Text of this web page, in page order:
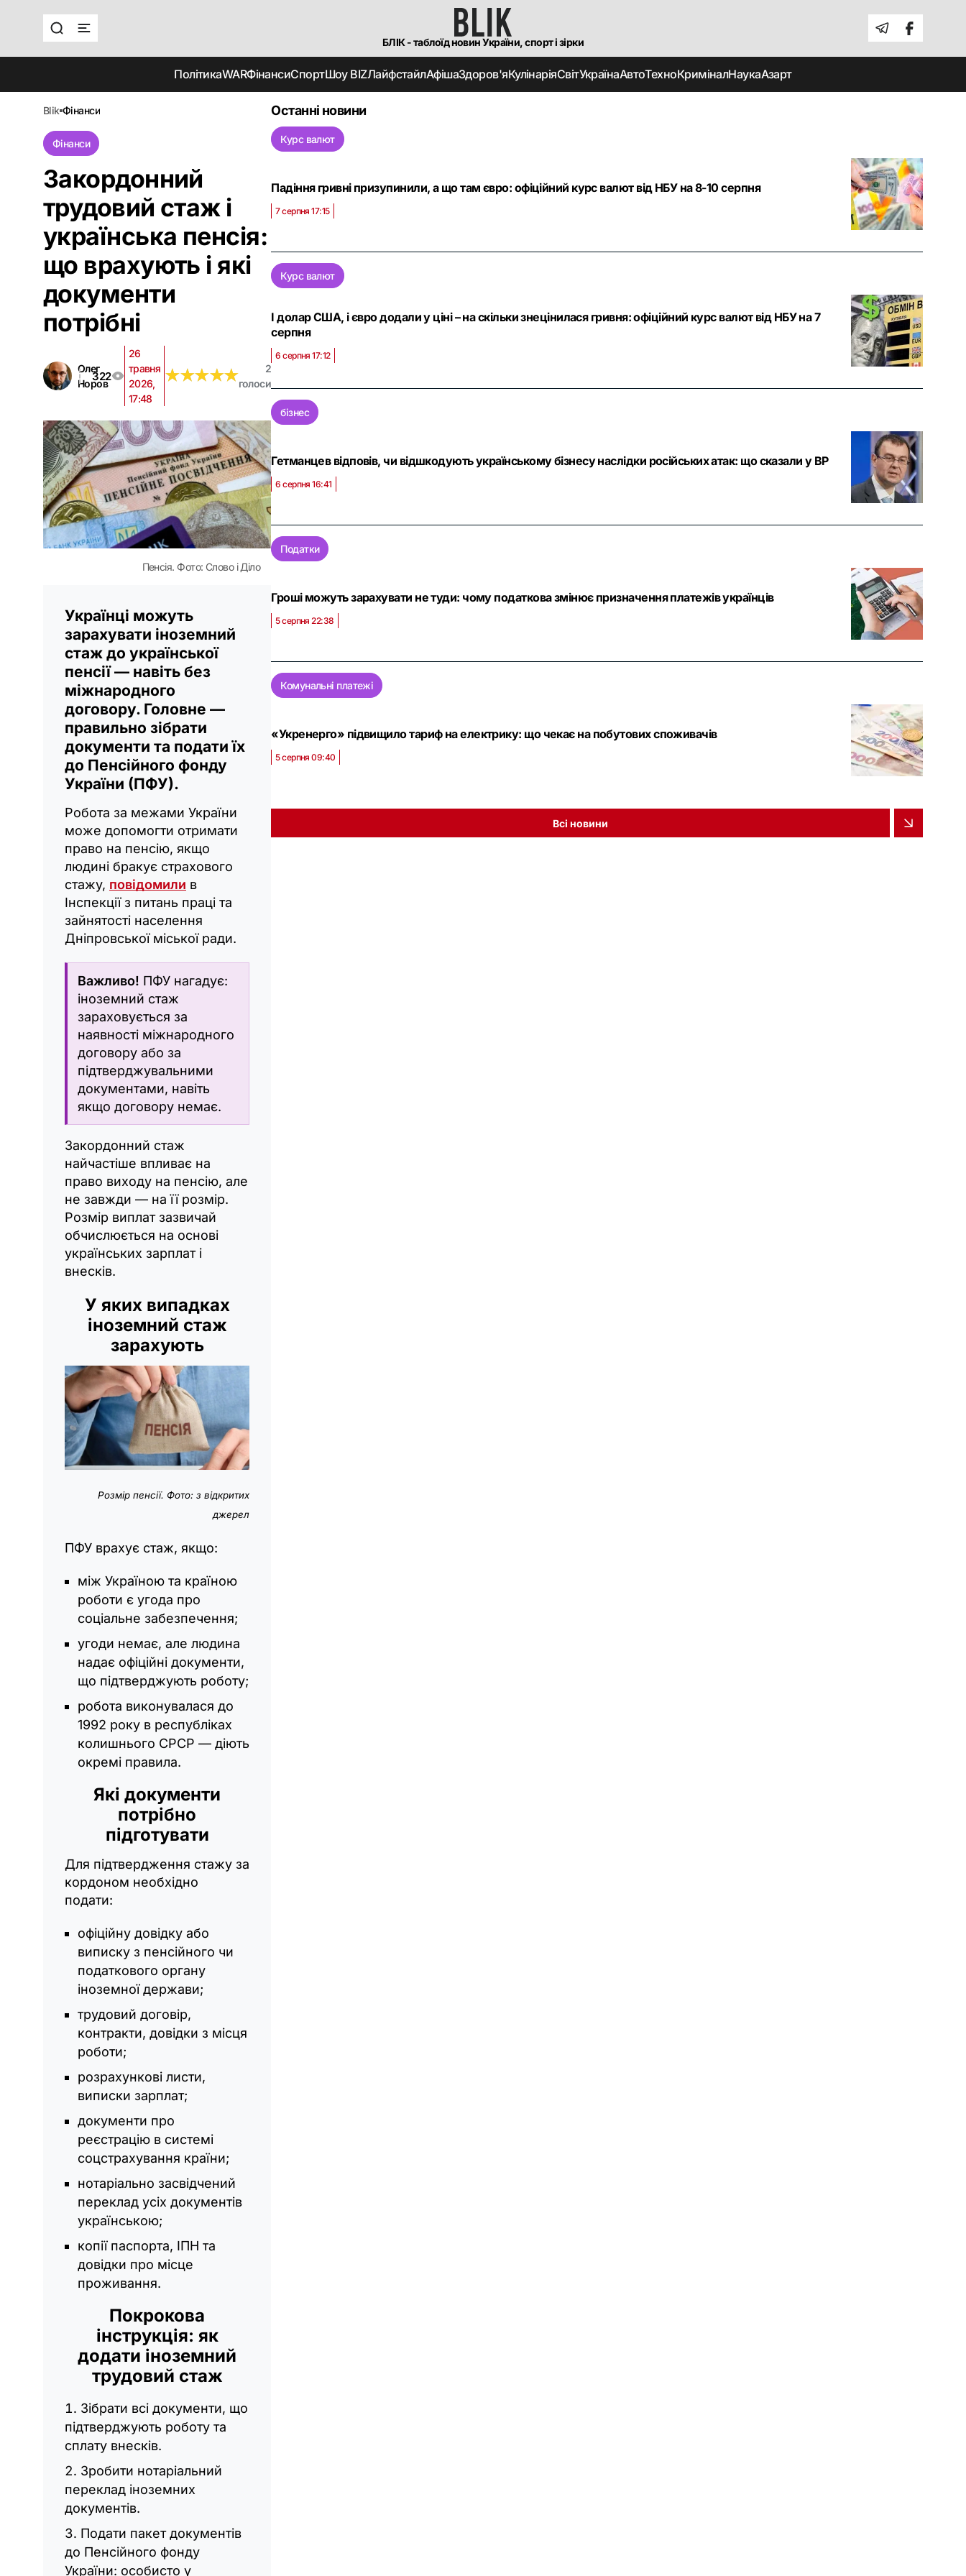
БЛІК - таблоїд новин України, спорт і зірки
ПолітикаWARФінансиСпортШоу BIZЛайфстайлАфішаЗдоров'яКулінаріяСвітУкраїнаАвтоТехноКриміналНаукаАзарт
blik фінанси
Фінанси
Закордонний
трудовий стаж і
українська пенсія:
що врахують і які
документи
потрібні
Олег
Норов
322
26
травня
2026,
17:48
★★★★★
★★★★★
2
голоси
Пенсія. Фото: Слово і Діло
Українці можуть
зарахувати іноземний
стаж до української
пенсії — навіть без
міжнародного
договору. Головне —
правильно зібрати
документи та подати їх
до Пенсійного фонду
України (ПФУ).
Робота за межами України
може допомогти отримати
право на пенсію, якщо
людині бракує страхового
стажу, повідомили в
Інспекції з питань праці та
зайнятості населення
Дніпровської міської ради.
Важливо! ПФУ нагадує:
іноземний стаж
зараховується за
наявності міжнародного
договору або за
підтверджувальними
документами, навіть
якщо договору немає.
Закордонний стаж
найчастіше впливає на
право виходу на пенсію, але
не завжди — на її розмір.
Розмір виплат зазвичай
обчислюється на основі
українських зарплат і
внесків.
У яких випадках
іноземний стаж
зарахують
Розмір пенсії. Фото: з відкритих
джерел
ПФУ врахує стаж, якщо:
між Україною та країною
роботи є угода про
соціальне забезпечення;
угоди немає, але людина
надає офіційні документи,
що підтверджують роботу;
робота виконувалася до
1992 року в республіках
колишнього СРСР — діють
окремі правила.
Які документи
потрібно
підготувати
Для підтвердження стажу за
кордоном необхідно
подати:
офіційну довідку або
виписку з пенсійного чи
податкового органу
іноземної держави;
трудовий договір,
контракти, довідки з місця
роботи;
розрахункові листи,
виписки зарплат;
документи про
реєстрацію в системі
соцстрахування країни;
нотаріально засвідчений
переклад усіх документів
українською;
копії паспорта, ІПН та
довідки про місце
проживання.
Покрокова
інструкція: як
додати іноземний
трудовий стаж
Зібрати всі документи, що
підтверджують роботу та
сплату внесків.
Зробити нотаріальний
переклад іноземних
документів.
Подати пакет документів
до Пенсійного фонду
України: особисто у
Останні новини
Курс валют
Падіння гривні призупинили, а що там євро: офіційний курс валют від НБУ на 8-10 серпня
7 серпня 17:15
Курс валют
І долар США, і євро додали у ціні – на скільки знецінилася гривня: офіційний курс валют від НБУ на 7
серпня
6 серпня 17:12
бізнес
Гетманцев відповів, чи відшкодують українському бізнесу наслідки російських атак: що сказали у ВР
6 серпня 16:41
Податки
Гроші можуть зарахувати не туди: чому податкова змінює призначення платежів українців
5 серпня 22:38
Комунальні платежі
«Укренерго» підвищило тариф на електрику: що чекає на побутових споживачів
5 серпня 09:40
Всі новини